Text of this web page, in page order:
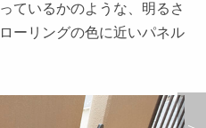
ているかのような、明るさ
ーリングの色に近いパネル